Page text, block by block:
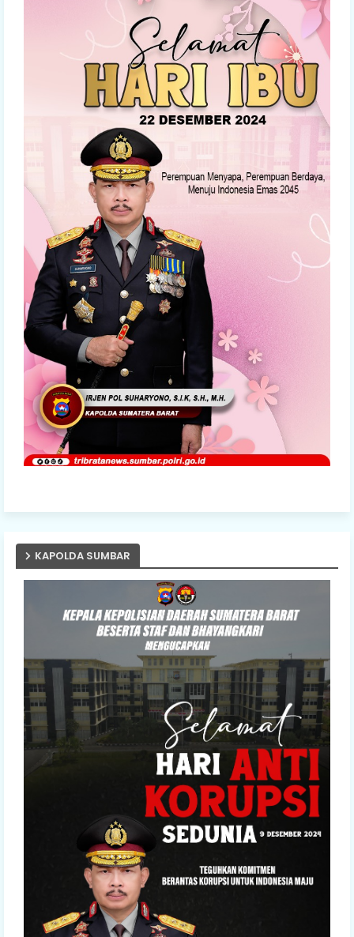
KAPOLDA SUMBAR